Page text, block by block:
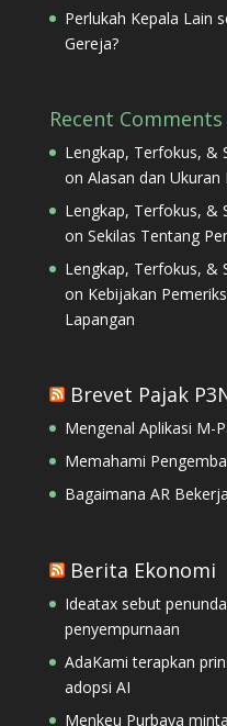
Perlukah Kepala Lain
Gereja?
Recent Comments
Lengkap, Terfokus, &
on Alasan dan
Lengkap, Terfokus, &
on Sekilas Tentang
Lengkap, Terfokus, &
on Kebijakan
Lapangan
Brevet Pajak
Mengenal Aplikasi M-
Memahami
Bagaimana AR
Berita Ekonomi
Ideatax sebut
penyempurnaan
AdaKami terapkan
adopsi AI
Menkeu Purbaya